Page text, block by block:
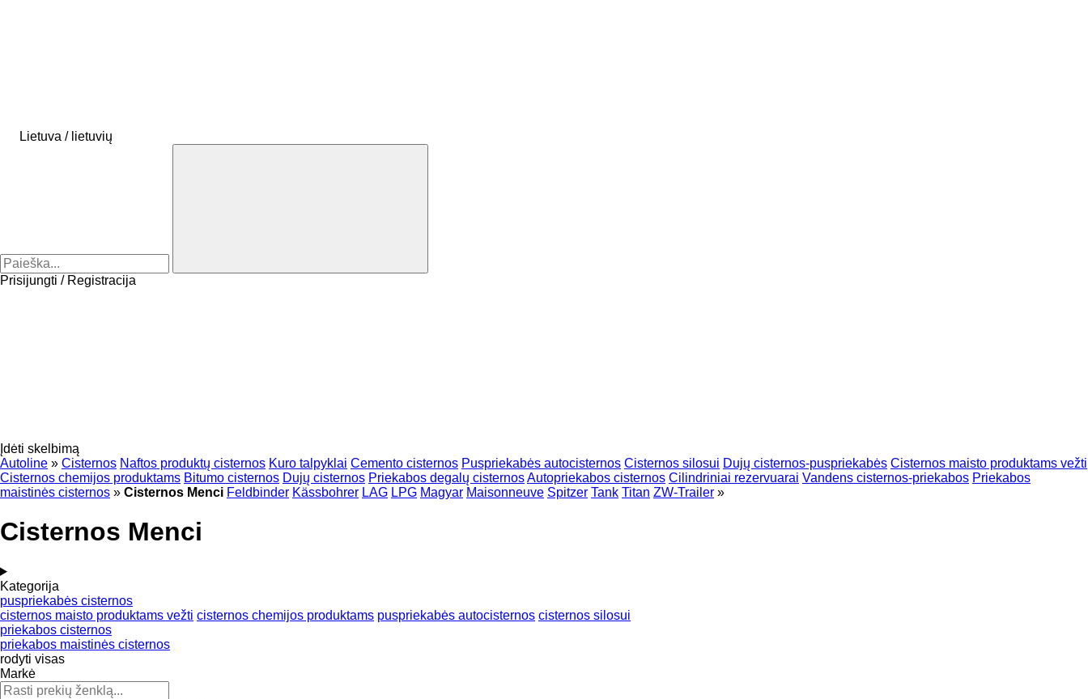
Lietuva / lietuvių
Prisijungti / Registracija
Įdėti skelbimą
Autoline » Cisternos Naftos produktų cisternos Kuro talpyklai Cemento cisternos Puspriekabės autocisternos Cisternos silosui Dujų cisternos-puspriekabės Cisternos maisto produktams vežti
Cisternos chemijos produktams Bitumo cisternos Dujų cisternos Priekabos degalų cisternosAutopriekabos cisternos Cilindriniai rezervuarai Vandens cisternos-priekabos Priekabos
maistinės cisternos » Cisternos Menci Feldbinder Kässbohrer LAG LPG Magyar Maisonneuve Spitzer Tank Titan ZW-Trailer »
Cisternos Menci
Kategorija
puspriekabės cisternos
cisternos maisto produktams vežti cisternos chemijos produktams puspriekabės autocisternos cisternos silosui
priekabos cisternos
priekabos maistinės cisternos
rodyti visas
Markė